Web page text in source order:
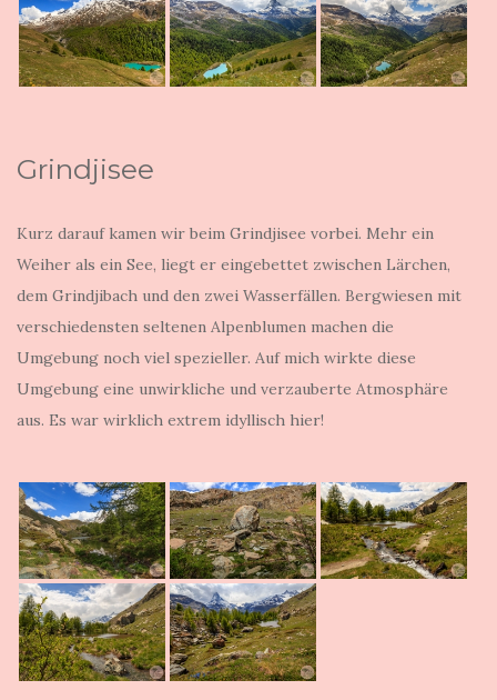
Grindjisee
Kurz darauf kamen wir beim Grindjisee vorbei. Mehr ein
Weiher als ein See, liegt er eingebettet zwischen Lärchen,
dem Grindjibach und den zwei Wasserfällen. Bergwiesen mit
verschiedensten seltenen Alpenblumen machen die
Umgebung noch viel spezieller. Auf mich wirkte diese
Umgebung eine unwirkliche und verzauberte Atmosphäre
aus. Es war wirklich extrem idyllisch hier!